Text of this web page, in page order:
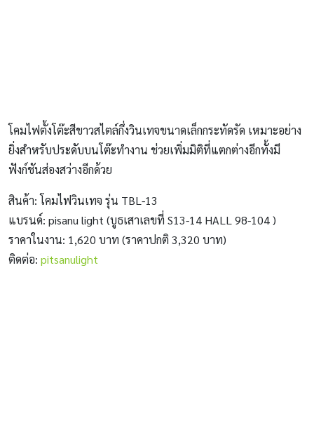
โคมไฟตั้งโต๊ะสีขาวสไตล์กึ่งวินเทจขนาดเล็กกระทัดรัด เหมาะอย่าง
ยิ่งสำหรับประดับบนโต๊ะทำงาน ช่วยเพิ่มมิติที่แตกต่างอีกทั้งมี
ฟังก์ชันส่องสว่างอีกด้วย
สินค้า: โคมไฟวินเทจ รุ่น TBL-13
แบรนด์: pisanu light (บูธเสาเลขที่ S13-14 HALL 98-104 )
ราคาในงาน: 1,620 บาท (ราคาปกติ 3,320 บาท)
ติดต่อ: pitsanulight